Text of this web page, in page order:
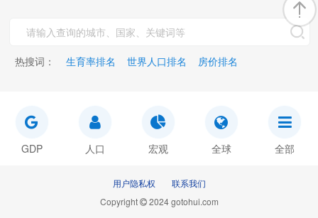
热搜词： 生育率排名 世界人口排名 房价排名
GDP 人口 宏观 全球 全部
用户隐私权
联系我们
Copyright
2024 gotohui.com